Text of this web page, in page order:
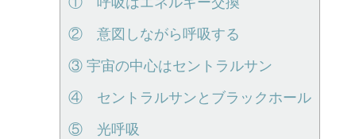
② 意図しながら呼吸する
③ 宇宙の中心はセントラルサン
④ セントラルサンとブラックホール
⑤ 光呼吸